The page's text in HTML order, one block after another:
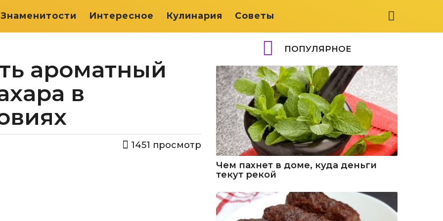
Знаменитости Интересное Кулинария Советы
ароматный
в
1451 просмотр
ПОПУЛЯРНОЕ
Чем пахнет в доме, куда деньги
текут рекой